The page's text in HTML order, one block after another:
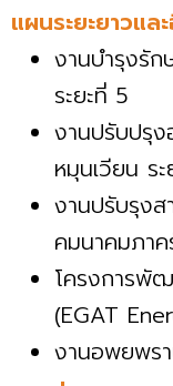
แผนระยะยาวแล
งานบำรุงรั
ระยะที่ 5
งานปรับปรุ
หมุนเวียน ร
งานปรับรุง
คมนาคมภา
โครงการพั
(EGAT
งานอพยพร